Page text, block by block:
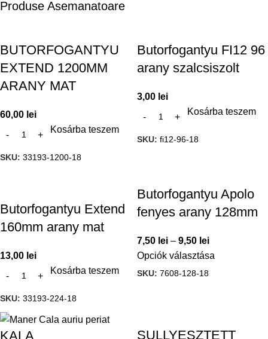
Produse Asemanatoare
BUTORFOGANTYU
EXTEND 1200MM
ARANY MAT
60,00 lei
Kosárba teszem
SKU: 33193-1200-18
Butorfogantyu FI12 96
arany szalcsiszolt
3,00 lei
Kosárba teszem
SKU: fi12-96-18
Butorfogantyu Extend
160mm arany mat
13,00 lei
Kosárba teszem
SKU: 33193-224-18
Butorfogantyu Apolo
fenyes arany 128mm
7,50 lei – 9,50 lei
Opciók választása
SKU: 7608-128-18
KALA SULLYESZTETT